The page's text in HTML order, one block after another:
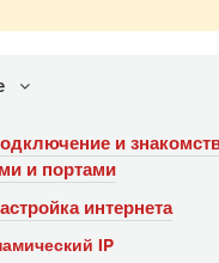
и
и портами
интернета
IP